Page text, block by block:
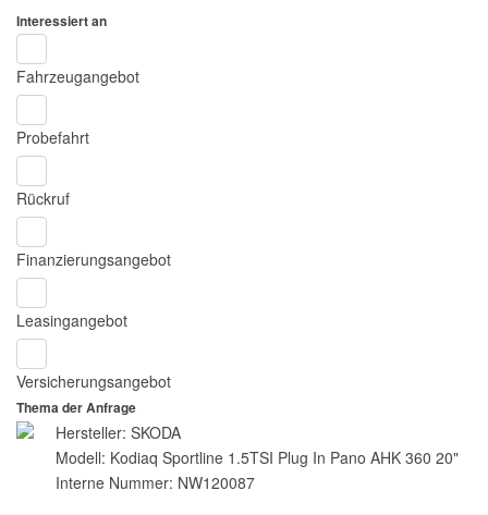
Interessiert an
Fahrzeugangebot
Probefahrt
Rückruf
Finanzierungsangebot
Leasingangebot
Versicherungsangebot
Thema der Anfrage
Hersteller: SKODA
Modell: Kodiaq Sportline 1.5TSI Plug In Pano AHK 360 20"
Interne Nummer: NW120087